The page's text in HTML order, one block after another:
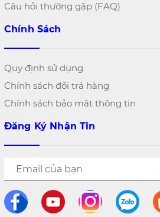
Câu hỏi thường gặp (FAQ)
Chính Sách
Quy định sử dụng
Chính sách đổi trả hàng
Chính sách bảo mật thông tin
Đăng Ký Nhận Tin